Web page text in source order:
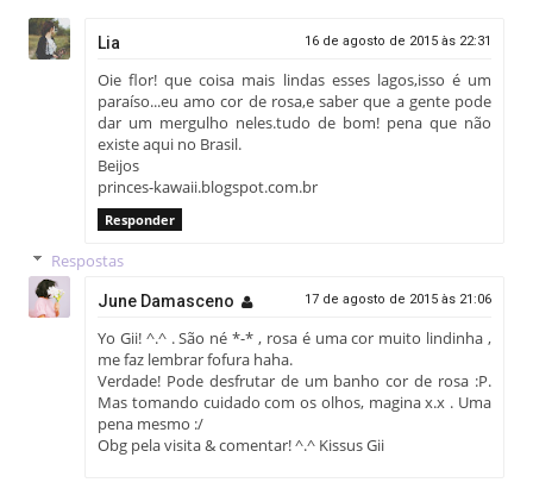
Lia 16 de agosto de 2015 às 22:31
Oie flor! que coisa mais lindas esses lagos,isso é um
paraíso...eu amo cor de rosa,e saber que a gente pode
dar um mergulho neles.tudo de bom! pena que não
existe aqui no Brasil.
Beijos
princes-kawaii.blogspot.com.br
Responder
Respostas
June Damasceno 17 de agosto de 2015 às 21:06
Yo Gii! ^.^ . São né *-* , rosa é uma cor muito lindinha ,
me faz lembrar fofura haha.
Verdade! Pode desfrutar de um banho cor de rosa :P.
Mas tomando cuidado com os olhos, magina x.x . Uma
pena mesmo :/
Obg pela visita & comentar! ^.^ Kissus Gii